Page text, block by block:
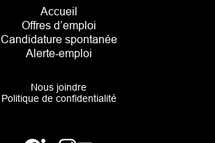
Footer Navigation
Accueil
Offres d’emploi
Candidature spontanée
Alerte-emploi
Nous joindre
Politique de confidentialité